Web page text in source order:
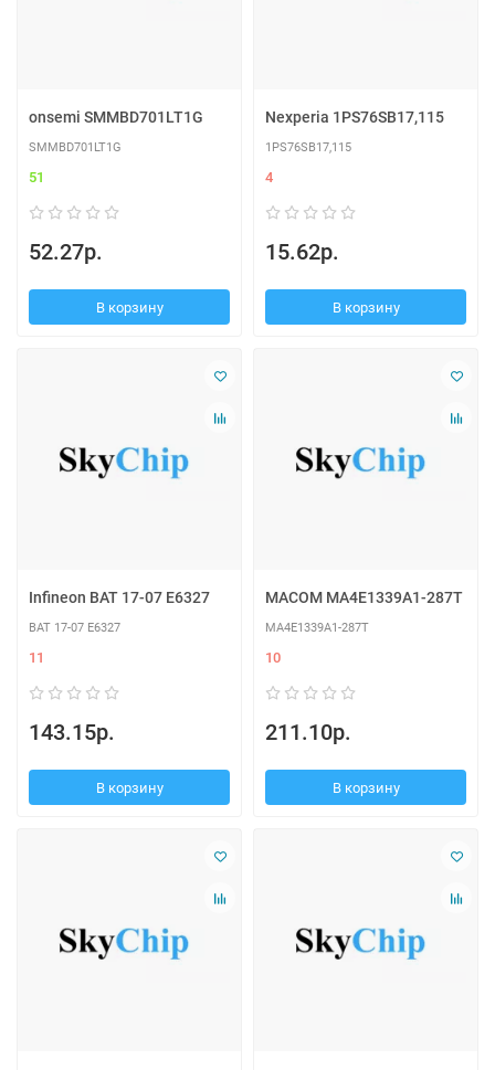
onsemi SMMBD701LT1G
SMMBD701LT1G
51
52.27р.
В корзину
Nexperia 1PS76SB17,115
1PS76SB17,115
4
15.62р.
В корзину
Infineon BAT 17-07 E6327
BAT 17-07 E6327
11
143.15р.
В корзину
MACOM MA4E1339A1-287T
MA4E1339A1-287T
10
211.10р.
В корзину